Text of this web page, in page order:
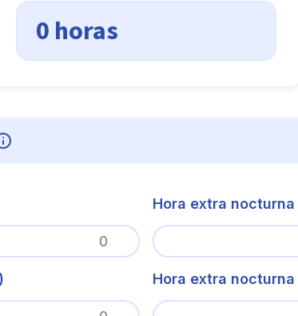
0 horas
Hora extra nocturna
Hora extra